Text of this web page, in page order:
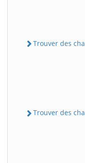
Trouver des
Trouver des